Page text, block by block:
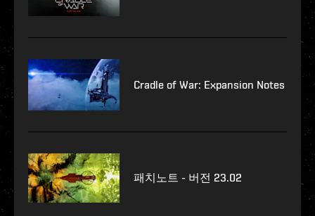
Cradle of War: Expansion Notes
패치노트 - 버전 23.02